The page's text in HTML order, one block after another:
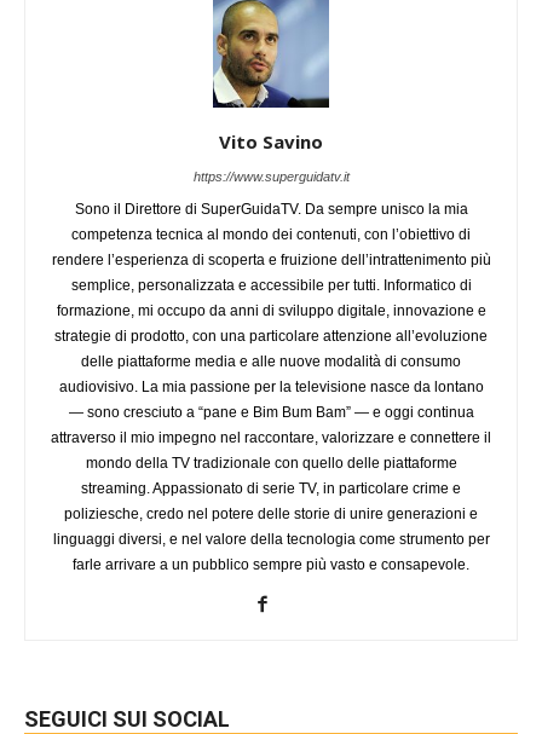
Vito Savino
https://www.superguidatv.it
Sono il Direttore di SuperGuidaTV. Da sempre unisco la mia
competenza tecnica al mondo dei contenuti, con l’obiettivo di
rendere l’esperienza di scoperta e fruizione dell’intrattenimento più
semplice, personalizzata e accessibile per tutti. Informatico di
formazione, mi occupo da anni di sviluppo digitale, innovazione e
strategie di prodotto, con una particolare attenzione all’evoluzione
delle piattaforme media e alle nuove modalità di consumo
audiovisivo. La mia passione per la televisione nasce da lontano
— sono cresciuto a “pane e Bim Bum Bam” — e oggi continua
attraverso il mio impegno nel raccontare, valorizzare e connettere il
mondo della TV tradizionale con quello delle piattaforme
streaming. Appassionato di serie TV, in particolare crime e
poliziesche, credo nel potere delle storie di unire generazioni e
linguaggi diversi, e nel valore della tecnologia come strumento per
farle arrivare a un pubblico sempre più vasto e consapevole.
SEGUICI SUI SOCIAL